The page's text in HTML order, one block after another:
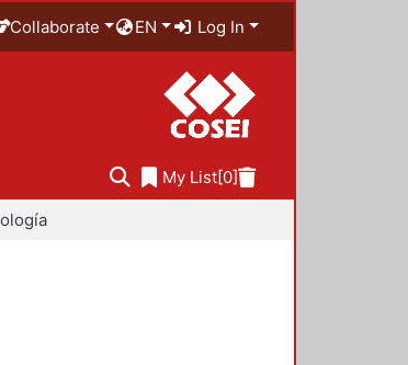
Collaborate EN Log In
My List[0]